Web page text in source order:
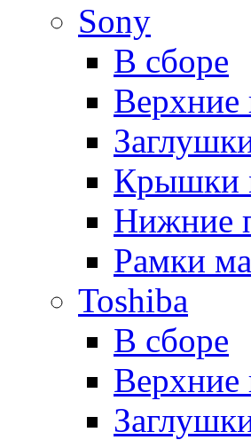
Sony
В сборе
Верхние
Крышки
Нижние
Рамки
Toshiba
В сборе
Верхние